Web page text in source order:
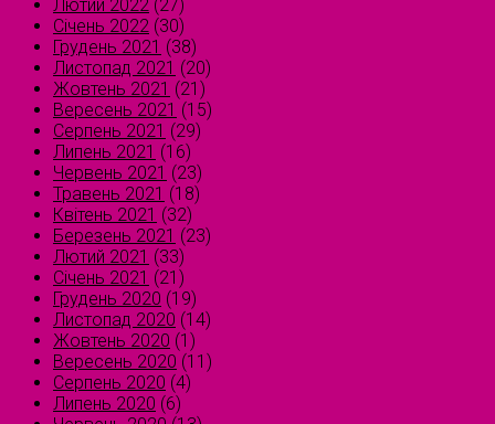
Лютий 2022 (27)
Січень 2022 (30)
Грудень 2021 (38)
Листопад 2021 (20)
Жовтень 2021 (21)
Вересень 2021 (15)
Серпень 2021 (29)
Липень 2021 (16)
Червень 2021 (23)
Травень 2021 (18)
Квітень 2021 (32)
Березень 2021 (23)
Лютий 2021 (33)
Січень 2021 (21)
Грудень 2020 (19)
Листопад 2020 (14)
Жовтень 2020 (1)
Вересень 2020 (11)
Серпень 2020 (4)
Липень 2020 (6)